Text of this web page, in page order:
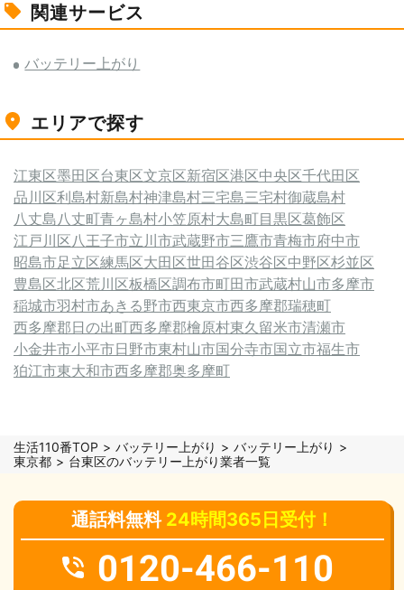
関連サービス
バッテリー上がり
エリアで探す
江東区墨田区台東区文京区新宿区港区中央区千代田区
品川区利島村新島村神津島村三宅島三宅村御蔵島村
八丈島八丈町青ヶ島村小笠原村大島町目黒区葛飾区
江戸川区八王子市立川市武蔵野市三鷹市青梅市府中市
昭島市足立区練馬区大田区世田谷区渋谷区中野区杉並区
豊島区北区荒川区板橋区調布市町田市武蔵村山市多摩市
稲城市羽村市あきる野市西東京市西多摩郡瑞穂町
西多摩郡日の出町西多摩郡檜原村東久留米市清瀬市
小金井市小平市日野市東村山市国分寺市国立市福生市
狛江市東大和市西多摩郡奥多摩町
生活110番TOP バッテリー上がり
バッテリー上がり
東京都
台東区のバッテリー上がり業者一覧
通話料無料 24時間365日受付！
0120-466-110